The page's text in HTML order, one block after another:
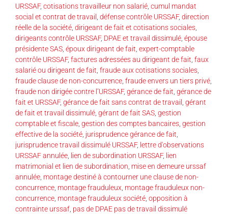
URSSAF, cotisations travailleur non salarié cumul mandat
social et contrat de travail
défense contrôle URSSAF, direction
réelle de la société dirigeant de fait et cotisations sociales
dirigeants contrôle URSSAF, DPAE et travail dissimulé épouse
présidente SAS époux dirigeant de fait expert-comptable
contrôle URSSAF, factures adressées au dirigeant de fait faux
salarié ou dirigeant de fait fraude aux cotisations sociales
fraude clause de non-concurrence fraude envers un tiers privé
fraude non dirigée contre l’URSSAF, gérance de fait gérance de
fait et URSSAF, gérance de fait sans contrat de travail
gérant
de fait et travail dissimulé gérant de fait SAS gestion
comptable et fiscale gestion des comptes bancaires gestion
effective de la société jurisprudence gérance de fait
jurisprudence travail dissimulé URSSAF, lettre d'observations
URSSAF annulée
lien de subordination URSSAF, lien
matrimonial et lien de subordination mise en demeure urssaf
annulée montage destiné à contourner une clause de non-
concurrence montage frauduleux montage frauduleux non-
concurrence montage frauduleux société opposition à
contrainte urssaf pas de DPAE pas de travail dissimulé